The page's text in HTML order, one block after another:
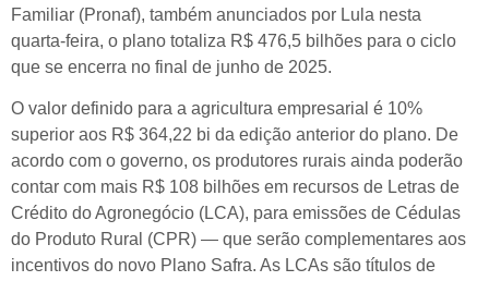
Familiar (Pronaf), também anunciados por Lula nesta
quarta-feira, o plano totaliza R$ 476,5 bilhões para o ciclo
que se encerra no final de junho de 2025.
O valor definido para a agricultura empresarial é 10%
superior aos R$ 364,22 bi da edição anterior do plano. De
acordo com o governo, os produtores rurais ainda poderão
contar com mais R$ 108 bilhões em recursos de Letras de
Crédito do Agronegócio (LCA), para emissões de Cédulas
do Produto Rural (CPR) — que serão complementares aos
incentivos do novo Plano Safra. As LCAs são títulos de